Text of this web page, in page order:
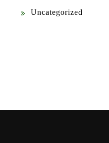
Uncategorized